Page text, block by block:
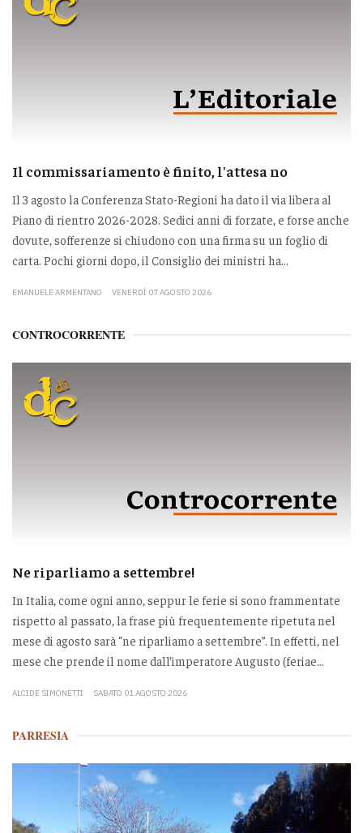
Il commissariamento è finito, l'attesa no
Il 3 agosto la Conferenza Stato-Regioni ha dato il via libera al
Piano di rientro 2026-2028. Sedici anni di forzate, e forse anche
dovute, sofferenze si chiudono con una firma su un foglio di
carta. Pochi giorni dopo, il Consiglio dei ministri ha...
EMANUELE ARMENTANO VENERDÌ 07 AGOSTO 2026
CONTROCORRENTE
Ne riparliamo a settembre!
In Italia, come ogni anno, seppur le ferie si sono frammentate
rispetto al passato, la frase più frequentemente ripetuta nel
mese di agosto sarà “ne riparliamo a settembre”. In effetti, nel
mese che prende il nome dall’imperatore Augusto (feriae...
ALCIDE SIMONETTI SABATO 01 AGOSTO 2026
PARRESIA